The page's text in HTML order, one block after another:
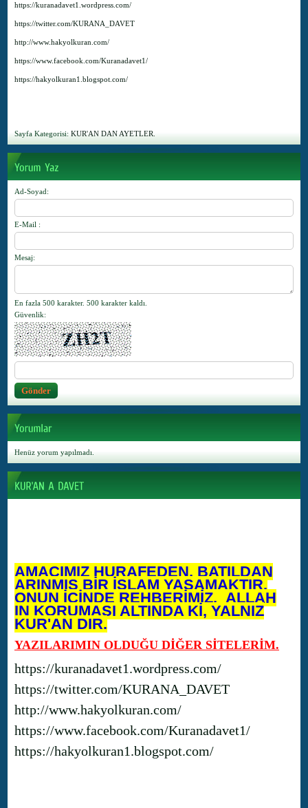
AMACIMIZ HURAFEDEN, BATILDAN
ARINMIŞ BİR İSLAM YAŞAMAKTIR.
ONUN İÇİNDE REHBERİMİZ, ALLAH
IN KORUMASI ALTINDA Kİ, YALNIZ
KUR'AN DIR.
YAZILARIMIN OLDUĞU DİĞER SİTELERİM.
https://kuranadavet1.wordpress.com/
https://twitter.com/KURANA_DAVET
http://www.hakyolkuran.com/
https://www.facebook.com/Kuranadavet1/
https://hakyolkuran1.blogspot.com/
https://kuranadavet1.wordpress.com/
https://twitter.com/KURANA_DAVET
http://www.hakyolkuran.com/
https://www.facebook.com/Kuranadavet1/
https://hakyolkuran1.blogspot.com/
Sayfa Kategorisi: KUR'AN DAN AYETLER.
Ad-Soyad:
E-Mail :
Mesaj:
En fazla 500 karakter. 500 karakter kaldı.
Güvenlik:
Henüz yorum yapılmadı.